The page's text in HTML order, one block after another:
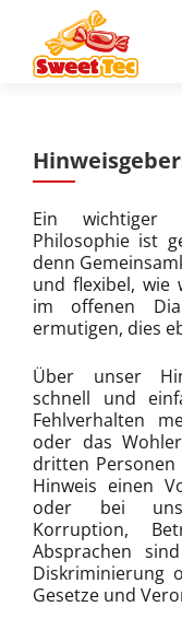
Ein wichtiger
Philosophie ist
denn
und flexibel, wie
im offenen
ermutigen, dies
Über unser
schnell und
Fehlverhalten
oder das
dritten
Hinweis einen
oder bei
Korruption,
Absprachen
Diskriminierung
Gesetze und